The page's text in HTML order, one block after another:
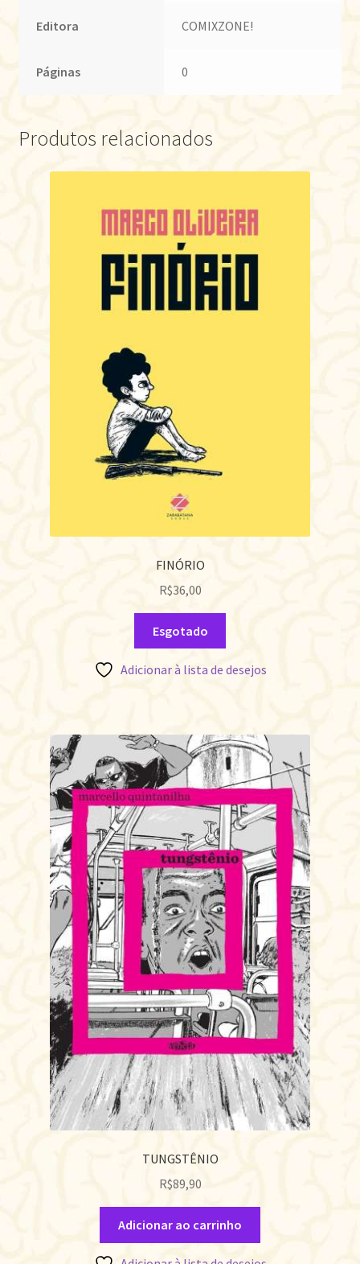
Editora COMIXZONE!
Páginas 0
Produtos relacionados
FINÓRIO
R$36,00
Esgotado
Adicionar à lista de desejos
TUNGSTÊNIO
R$89,90
Adicionar ao carrinho